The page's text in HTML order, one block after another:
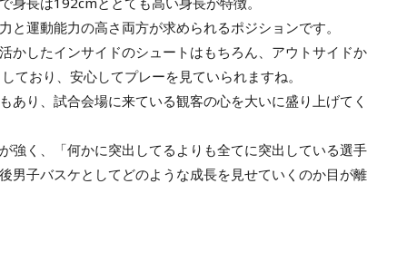
と運動能力の高さ両方が求められるポジションです。
かしたインサイドのシュートはもちろん、アウトサイドか
ており、安心してプレーを見ていられますね。
あり、試合会場に来ている観客の心を大いに盛り上げてく
強く、「何かに突出してるよりも全てに突出している選手
男子バスケとしてどのような成長を見せていくのか目が離